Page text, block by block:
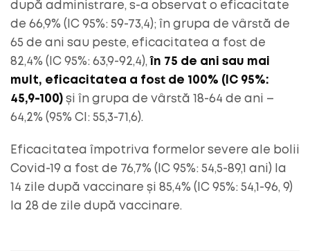
după administrare, s-a observat o eficacitate
de 66,9% (IC 95%: 59-73,4); în grupa de vârstă de
65 de ani sau peste, eficacitatea a fost de
82,4% (IC 95%: 63,9-92,4),
în 75 de ani sau mai
mult, eficacitatea a fost de 100% (IC 95%:
45,9-100) și în grupa de vârstă 18-64 de ani –
64,2% (95% CI: 55,3-71,6).
Eficacitatea împotriva formelor severe ale bolii
Covid-19 a fost de 76,7% (IC 95%: 54,5-89,1 ani) la
14 zile după vaccinare și 85,4% (IC 95%: 54,1-96, 9)
la 28 de zile după vaccinare.